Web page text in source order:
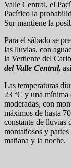
Valle Central, el
Pacífico la
Sur mantiene la
Para el sábado se
las lluvias, con
la Vertiente del
del Valle Central,
Las temperaturas
23 °C y una
moderadas, con
máximos de hasta
constante de lluvias
montañosos y
mañana y la noche.